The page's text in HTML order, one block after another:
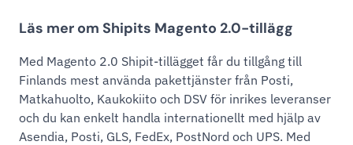
Läs mer om Shipits Magento 2.0-tillägg
Med Magento 2.0 Shipit-tillägget får du tillgång till
Finlands mest använda pakettjänster från Posti,
Matkahuolto, Kaukokiito och DSV för inrikes leveranser
och du kan enkelt handla internationellt med hjälp av
Asendia, Posti, GLS, FedEx, PostNord och UPS. Med